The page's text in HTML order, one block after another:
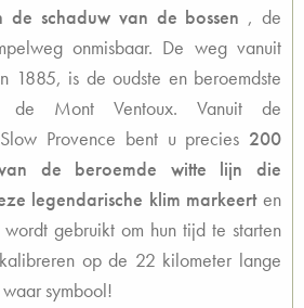
schaduw van de bossen , de
onmisbaar. De weg vanuit
1885, is de oudste en beroemdste
de Mont Ventoux. Vanuit de
Provence bent u precies 200
de beroemde witte lijn die
legendarische klim markeerten
gebruikt om hun tijd te starten
op de 22 kilometer lange
symbool!